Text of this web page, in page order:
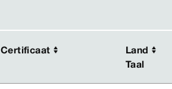
Certificaat
Land
Taal
Certificaat
Land
Taal